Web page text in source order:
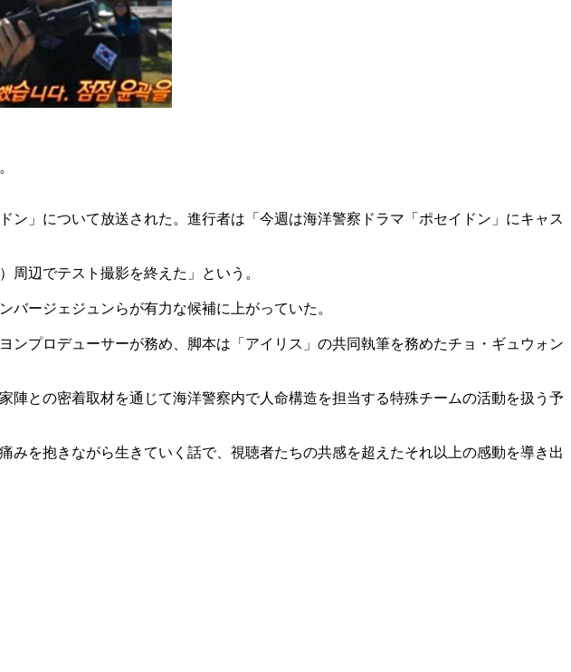
」について放送された。進行者は「今週は海洋警察ドラマ「ポセイドン」にキャス
辺でテスト撮影を終えた」という。
バージェジュンらが有力な候補に上がっていた。
ンプロデューサーが務め、脚本は「アイリス」の共同執筆を務めたチョ・ギュウォン
との密着取材を通じて海洋警察内で人命構造を担当する特殊チームの活動を扱う予
を抱きながら生きていく話で、視聴者たちの共感を超えたそれ以上の感動を導き出